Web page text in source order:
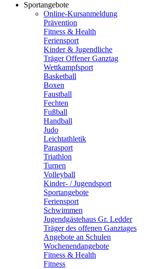
Sportangebote
Online-Kursanmeldung
Prävention
Fitness & Health
Feriensport
Kinder & Jugendliche
Träger Offener Ganztag
Wettkampfsport
Basketball
Boxen
Faustball
Fechten
Fußball
Handball
Judo
Leichtathletik
Parasport
Triathlon
Turnen
Volleyball
Kinder- / Jugendsport
Sportangebote
Feriensport
Schwimmen
Jugendgästehaus Gr. Ledder
Träger des offenen Ganztages
Angebote an Schulen
Wochenendangebote
Fitness & Health
Fitness